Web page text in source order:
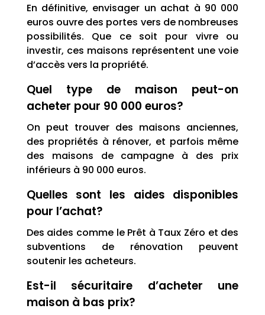
En définitive, envisager un achat à 90 000
euros ouvre des portes vers de nombreuses
possibilités. Que ce soit pour vivre ou
investir, ces maisons représentent une voie
d’accès vers la propriété.
Quel type de maison peut-on
acheter pour 90 000 euros?
On peut trouver des maisons anciennes,
des propriétés à rénover, et parfois même
des maisons de campagne à des prix
inférieurs à 90 000 euros.
Quelles sont les aides disponibles
pour l’achat?
Des aides comme le Prêt à Taux Zéro et des
subventions de rénovation peuvent
soutenir les acheteurs.
Est-il sécuritaire d’acheter une
maison à bas prix?